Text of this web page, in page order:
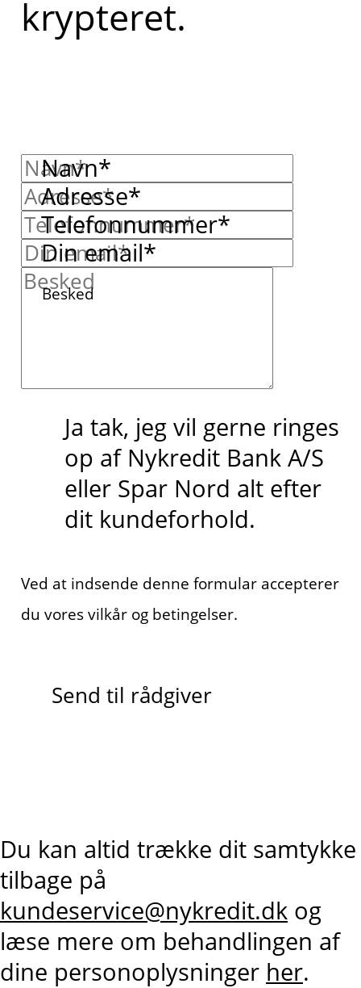
krypteret.
Navn*
Adresse*
Telefonnummer*
Din email*
Besked
Ja tak, jeg vil gerne ringes
op af Nykredit Bank A/S
eller Spar Nord alt efter
dit kundeforhold.
Ved at indsende denne formular accepterer
du vores vilkår og betingelser.
Send til rådgiver
Du kan altid trække dit samtykke
tilbage på
kundeservice@nykredit.dk og
læse mere om behandlingen af
dine personoplysninger her.